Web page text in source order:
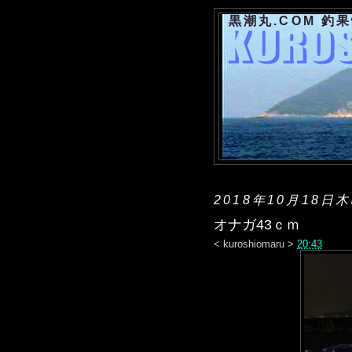
黒潮丸.COM 釣
2018年10月18日木
オナガ43ｃｍ
< kuroshiomaru > 20:43